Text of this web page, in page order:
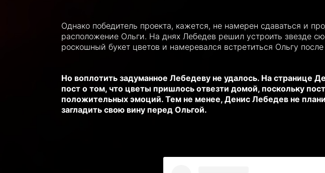
Однако победитель проекта, кажется, не намерен сдаваться и
расположение Ольги. На днях Лебедев решил устроить звезде
роскошный букет цветов и намеревался встретиться Ольгу после
Но воплотить задуманное Лебедеву не удалось. На странице
пост о том, что цветы пришлось отвезти домой, поскольку
положительных эмоций. Тем не менее, Денис Лебедев не
загладить свою вину перед Ольгой.